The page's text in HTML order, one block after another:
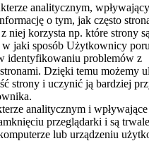
analitycznym,
o tym, jak często
niej korzysta np. które strony
jaki sposób Użytkownicy
identyfikowaniu problemów z
Dzięki temu możemy
strony i uczynić ją bardziej
analitycznym i
przeglądarki i są trwale
lub urządzeniu